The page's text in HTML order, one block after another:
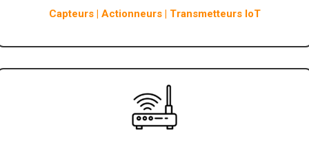
Capteurs | Actionneurs | Transmetteurs IoT